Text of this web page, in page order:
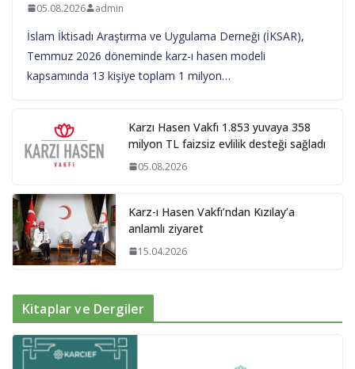
05.08.2026 admin
İslam İktisadı Araştırma ve Uygulama Derneği (İKSAR),
Temmuz 2026 döneminde karz-ı hasen modeli
kapsamında 13 kişiye toplam 1 milyon…
Karzı Hasen Vakfı 1.853 yuvaya 358
milyon TL faizsiz evlilik desteği sağladı
05.08.2026
Karz-ı Hasen Vakfı’ndan Kızılay’a
anlamlı ziyaret
15.04.2026
Kitaplar ve Dergiler